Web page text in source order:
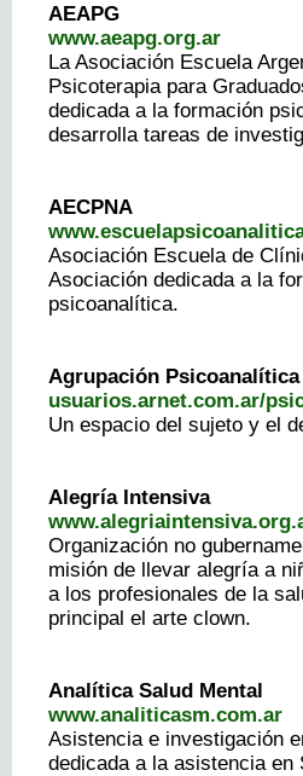
AEAPG
www.aeapg.org.ar
La Asociación Escuela
Psicoterapia para
dedicada a la formación
desarrolla tareas de
AECPNA
Asociación Escuela de
Asociación dedicada a la
psicoanalítica.
Agrupación
usuarios.arnet.com.ar/
Un espacio del sujeto y el
Alegría Intensiva
Organización no
misión de llevar alegría a
a los profesionales de la
principal el arte clown.
Analítica Salud Mental
www.analiticasm.com.ar
Asistencia e investigación
dedicada a la asistencia en